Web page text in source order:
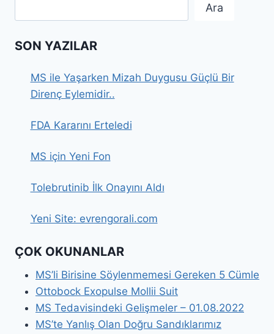
Ara
SON YAZILAR
MS ile Yaşarken Mizah Duygusu Güçlü Bir
Direnç Eylemidir..
FDA Kararını Erteledi
MS için Yeni Fon
Tolebrutinib İlk Onayını Aldı
Yeni Site: evrengorali.com
ÇOK OKUNANLAR
MS’li Birisine Söylenmemesi Gereken 5 Cümle
Ottobock Exopulse Mollii Suit
MS Tedavisindeki Gelişmeler – 01.08.2022
MS’te Yanlış Olan Doğru Sandıklarımız